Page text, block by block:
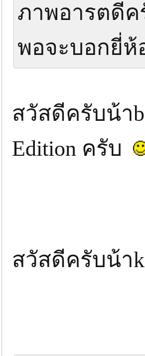
ภาพอารตดีค
พอจะบอกยี่
สวัสดีครับน้า
Edition ครับ
สวัสดีครับน้า